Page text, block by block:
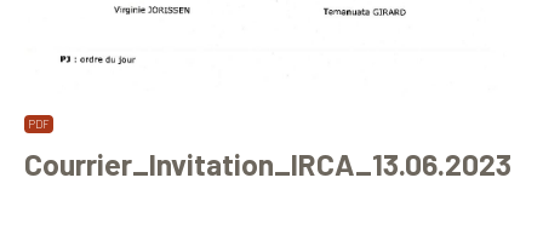
Courrier_Invitation_IRCA_13.06.2023